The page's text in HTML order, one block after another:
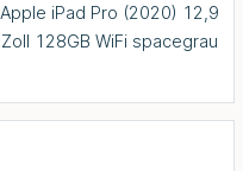
Apple iPad Pro (2020) 12,9
Zoll 128GB WiFi spacegrau